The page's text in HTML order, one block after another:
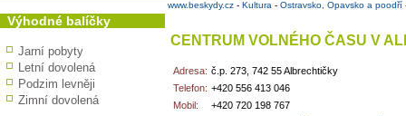
Výhodné balíčky
Jarní pobyty
Letní dovolená
Podzim levněji
Zimní dovolená
www.beskydy.cz - Kultura - Ostravsko, Opavsko a poodří
CENTRUM VOLNÉHO ČASU V
Adresa: č.p. 273, 742 55 Albrechtičky
Telefon: +420 556 413 046
Mobil:
+420 720 198 767